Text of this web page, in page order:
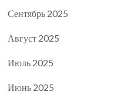
Сентябрь 2025
Август 2025
Июль 2025
Июнь 2025